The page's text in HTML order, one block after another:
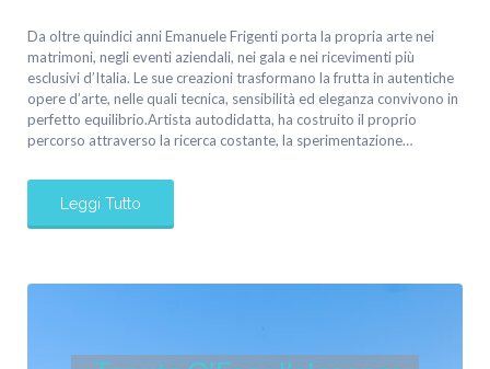
Da oltre quindici anni Emanuele Frigenti porta la propria arte nei
matrimoni, negli eventi aziendali, nei gala e nei ricevimenti più
esclusivi d’Italia. Le sue creazioni trasformano la frutta in autentiche
opere d’arte, nelle quali tecnica, sensibilità ed eleganza convivono in
perfetto equilibrio.Artista autodidatta, ha costruito il proprio
percorso attraverso la ricerca costante, la sperimentazione…
Leggi Tutto